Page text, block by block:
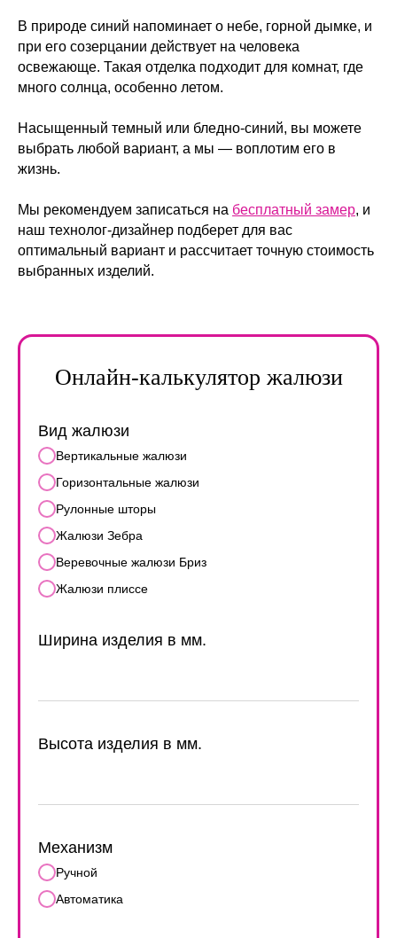
В природе синий напоминает о небе, горной дымке, и
при его созерцании действует на человека
освежающе. Такая отделка подходит для комнат, где
много солнца, особенно летом.
Насыщенный темный или бледно-синий, вы можете
выбрать любой вариант, а мы — воплотим его в
жизнь.
Мы рекомендуем записаться на бесплатный замер, и
наш технолог-дизайнер подберет для вас
оптимальный вариант и рассчитает точную стоимость
выбранных изделий.
Онлайн-калькулятор жалюзи
Вид жалюзи
Вертикальные жалюзи
Горизонтальные жалюзи
Рулонные шторы
Жалюзи Зебра
Веревочные жалюзи Бриз
Жалюзи плиссе
Ширина изделия в мм.
Высота изделия в мм.
Механизм
Ручной
Автоматика